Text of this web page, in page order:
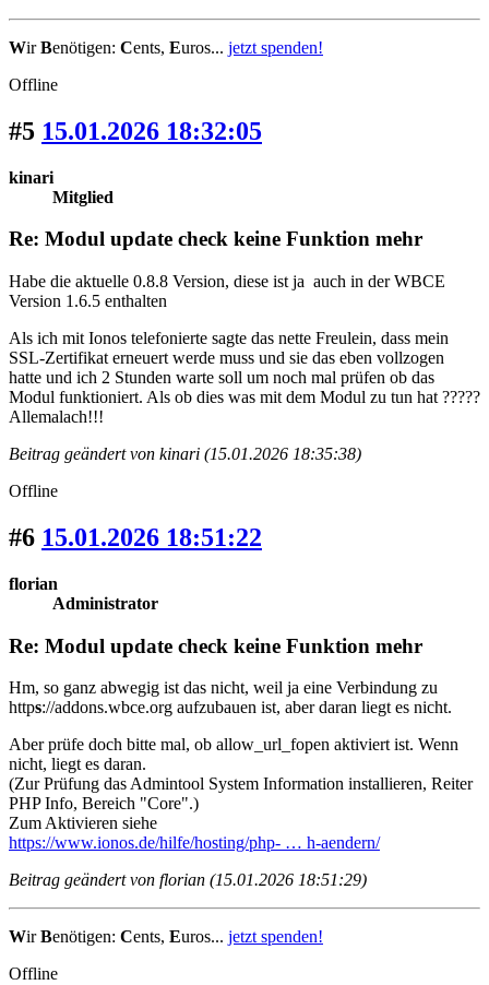
WirBenötigen: Cents, Euros... jetzt spenden!
Offline
#5 15.01.2026 18:32:05
kinari
Mitglied
Re: Modul update check keine Funktion mehr
Habe die aktuelle 0.8.8 Version, diese ist ja auch in der WBCE
Version 1.6.5 enthalten
Als ich mit Ionos telefonierte sagte das nette Freulein, dass mein
SSL-Zertifikat erneuert werde muss und sie das eben vollzogen
hatte und ich 2 Stunden warte soll um noch mal prüfen ob das
Modul funktioniert. Als ob dies was mit dem Modul zu tun hat ?????
Allemalach!!!
Beitrag geändert von kinari (15.01.2026 18:35:38)
Offline
#6 15.01.2026 18:51:22
florian
Administrator
Re: Modul update check keine Funktion mehr
Hm, so ganz abwegig ist das nicht, weil ja eine Verbindung zu
https://addons.wbce.org aufzubauen ist, aber daran liegt es nicht.
Aber prüfe doch bitte mal, ob allow_url_fopen aktiviert ist. Wenn
nicht, liegt es daran.
(Zur Prüfung das Admintool System Information installieren, Reiter
PHP Info, Bereich "Core".)
Zum Aktivieren siehe
https://www.ionos.de/hilfe/hosting/php- … h-aendern/
Beitrag geändert von florian (15.01.2026 18:51:29)
WirBenötigen: Cents, Euros... jetzt spenden!
Offline